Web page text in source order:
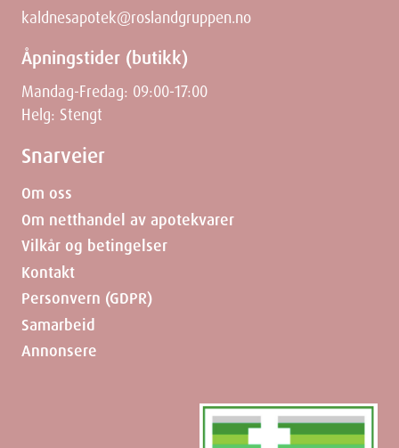
kaldnesapotek@roslandgruppen.no
Åpningstider (butikk)
Mandag-Fredag: 09:00-17:00
Helg: Stengt
Snarveier
Om oss
Om netthandel av apotekvarer
Vilkår og betingelser
Kontakt
Personvern (GDPR)
Samarbeid
Annonsere